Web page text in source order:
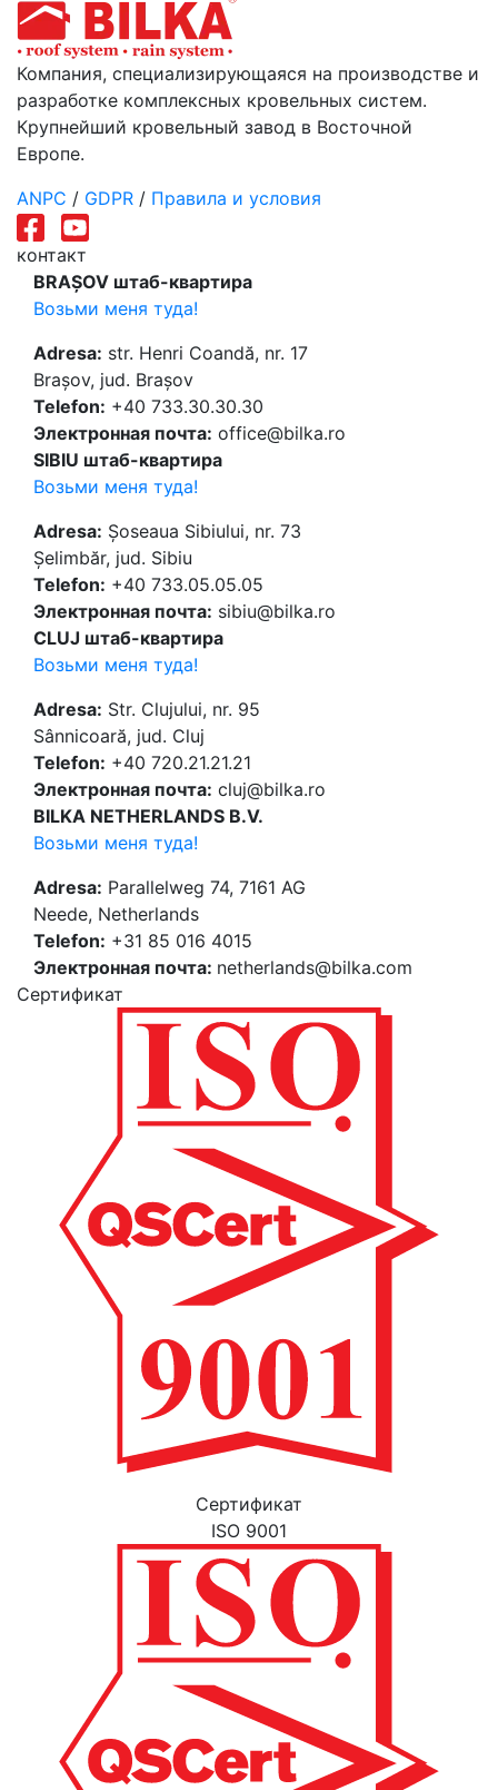
Компания, специализирующаяся на производстве и
разработке комплексных кровельных систем.
Крупнейший кровельный завод в Восточной
Европе.
ANPC / GDPR / Правила и условия
контакт
BRAȘOV штаб-квартира
Возьми меня туда!
Adresa: str. Henri Coandă, nr. 17
Brașov, jud. Brașov
Telefon: +40 733.30.30.30
Электронная почта: office@bilka.ro
SIBIU штаб-квартира
Возьми меня туда!
Adresa: Șoseaua Sibiului, nr. 73
Șelimbăr, jud. Sibiu
Telefon: +40 733.05.05.05
Электронная почта: sibiu@bilka.ro
CLUJ штаб-квартира
Возьми меня туда!
Adresa: Str. Clujului, nr. 95
Sânnicoară, jud. Cluj
Telefon: +40 720.21.21.21
Электронная почта: cluj@bilka.ro
BILKA NETHERLANDS B.V.
Возьми меня туда!
Adresa: Parallelweg 74, 7161 AG
Neede, Netherlands
Telefon: +31 85 016 4015
Электронная почта: netherlands@bilka.com
Cертификат
Cертификат
ISO 9001